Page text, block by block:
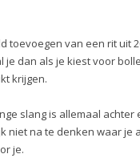
toevoegen van een rit uit
je dan als je kiest voor
krijgen.
slang is allemaal achter
niet na te denken waar je
je.